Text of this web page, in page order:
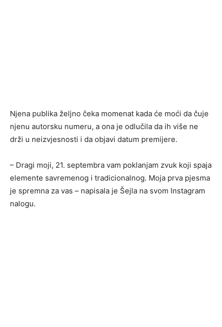
Njena publika željno čeka momenat kada će moći da čuje
njenu autorsku numeru, a ona je odlučila da ih više ne
drži u neizvjesnosti i da objavi datum premijere.
– Dragi moji, 21. septembra vam poklanjam zvuk koji spaja
elemente savremenog i tradicionalnog. Moja prva pjesma
je spremna za vas – napisala je Šejla na svom Instagram
nalogu.